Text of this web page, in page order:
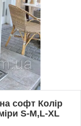
софт Колір
S-M,L-XL